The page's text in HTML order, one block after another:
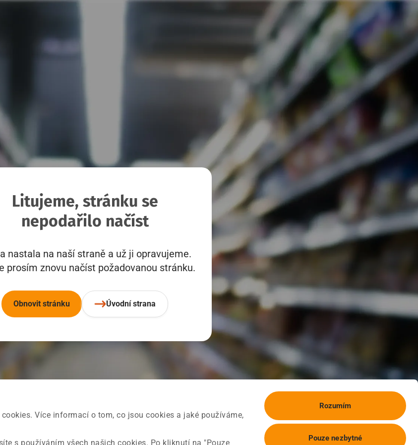
Více informací o tom, co jsou cookies a jaké používáme,
s používáním všech našich cookies. Po kliknutí na "Pouze
Rozumím
Pouze nezbytné
Litujeme, stránku se
nepodařilo načíst
nastala na naší straně a už ji opravujeme.
prosím znovu načíst požadovanou stránku.
Obnovit stránku Úvodní strana